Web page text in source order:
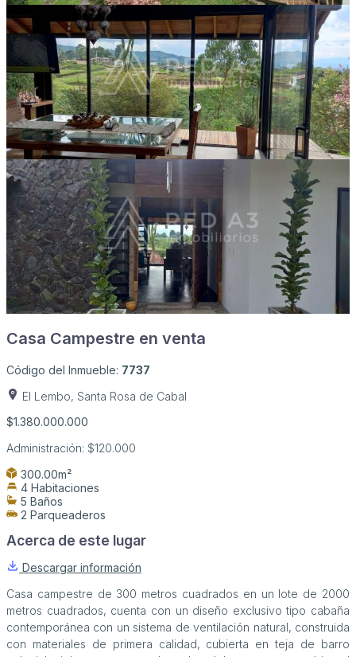
Casa Campestre en venta
Código del Inmueble: 7737
El Lembo, Santa Rosa de Cabal
$1.380.000.000
Administración: $120.000
300.00m²
4 Habitaciones
5 Baños
2 Parqueaderos
Acerca de este lugar
Descargar información
Casa campestre de 300 metros cuadrados en un lote de 2000
metros cuadrados, cuenta con un diseño exclusivo tipo cabaña
contemporánea con un sistema de ventilación natural, construida
con materiales de primera calidad, cubierta en teja de barro